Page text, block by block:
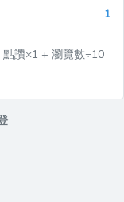
1
讚×1 + 瀏覽數÷10